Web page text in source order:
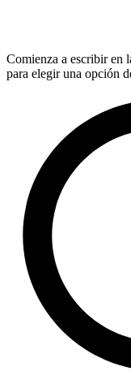
Comienza a escribir en
para elegir una opción